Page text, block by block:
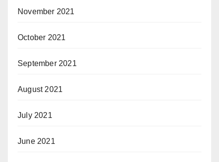
November 2021
October 2021
September 2021
August 2021
July 2021
June 2021